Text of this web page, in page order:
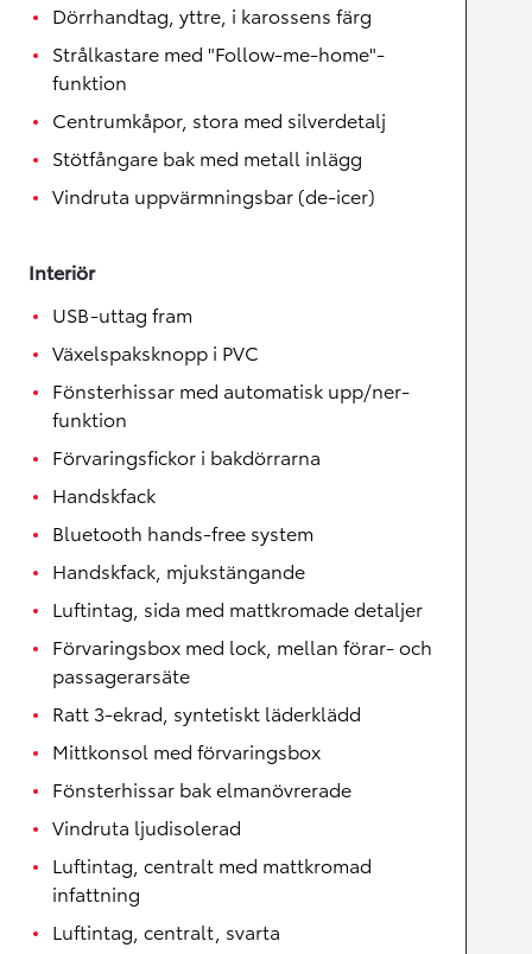
Dörrhandtag, yttre, i karossens färg
Strålkastare med "Follow-me-home"-
funktion
Centrumkåpor, stora med silverdetalj
Stötfångare bak med metall inlägg
Vindruta uppvärmningsbar (de-icer)
Interiör
USB-uttag fram
Växelspaksknopp i PVC
Fönsterhissar med automatisk upp/ner-
funktion
Förvaringsfickor i bakdörrarna
Handskfack
Bluetooth hands-free system
Handskfack, mjukstängande
Luftintag, sida med mattkromade detaljer
Förvaringsbox med lock, mellan förar- och
passagerarsäte
Ratt 3-ekrad, syntetiskt läderklädd
Mittkonsol med förvaringsbox
Fönsterhissar bak elmanövrerade
Vindruta ljudisolerad
Luftintag, centralt med mattkromad
infattning
Luftintag, centralt, svarta